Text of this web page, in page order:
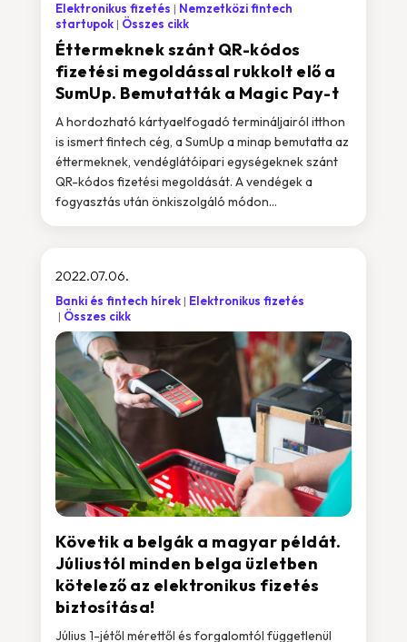
Éttermeknek szánt QR-kódos
fizetési megoldással rukkolt elő a
SumUp. Bemutatták a Magic Pay-t
Elektronikus fizetés
Nemzetközi fintech
startupok
Összes cikk
A hordozható kártyaelfogadó termináljairól itthon
is ismert fintech cég, a SumUp a minap bemutatta az
éttermeknek, vendéglátóipari egységeknek szánt
QR-kódos fizetési megoldását. A vendégek a
fogyasztás után önkiszolgáló módon...
Követik a belgák a magyar példát.
Júliustól minden belga üzletben
kötelező az elektronikus fizetés
biztosítása!
2022.07.06.
Banki és fintech hírek
Elektronikus fizetés
Összes cikk
Július 1-jétől mérettől és forgalomtól függetlenül